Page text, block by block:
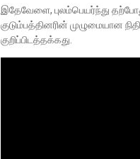
இதேவேளை, புலம்பெயர்ந்து
குடும்பத்தினரின் முழுமையான
குறிப்பிடத்தக்கது.